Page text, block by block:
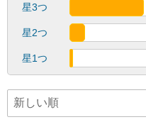
星3つ
星2つ
星1つ